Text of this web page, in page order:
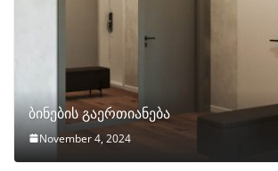
ბინების გაერთიანება
November 4, 2024